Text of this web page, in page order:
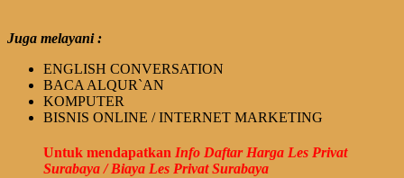
Juga melayani :
ENGLISH CONVERSATION
BACA ALQUR`AN
KOMPUTER
BISNIS ONLINE / INTERNET MARKETING
Untuk mendapatkan Info Daftar Harga Les Privat
Surabaya / Biaya Les Privat Surabaya